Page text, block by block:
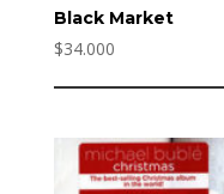
Black Market
$34.000